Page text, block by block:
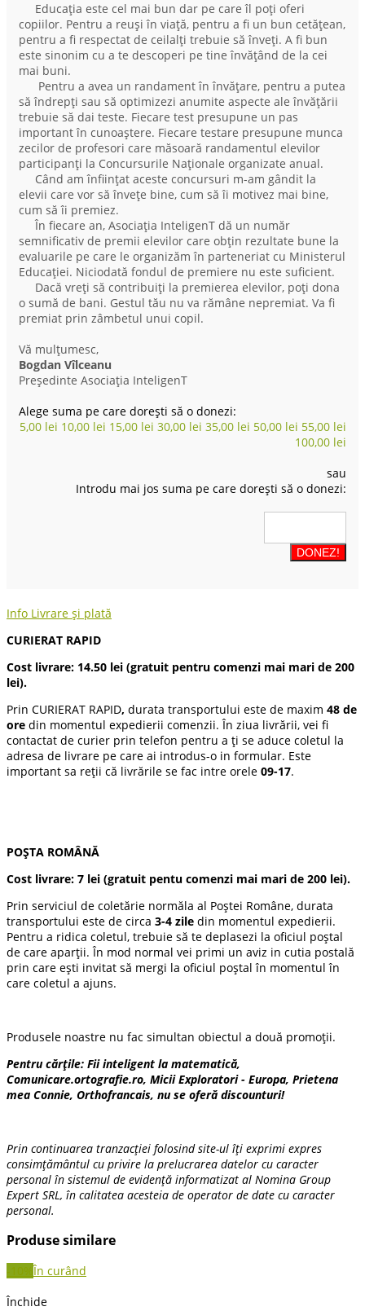
Educația este cel mai bun dar pe care îl poți oferi
copiilor. Pentru a reuși în viață, pentru a fi un bun cetățean,
pentru a fi respectat de ceilalți trebuie să înveți. A fi bun
este sinonim cu a te descoperi pe tine învățând de la cei
mai buni.
Pentru a avea un randament în învățare, pentru a putea
să îndrepți sau să optimizezi anumite aspecte ale învățării
trebuie să dai teste. Fiecare test presupune un pas
important în cunoaștere. Fiecare testare presupune munca
zecilor de profesori care măsoară randamentul elevilor
participanți la Concursurile Naționale organizate anual.
Când am înființat aceste concursuri m-am gândit la
elevii care vor să învețe bine, cum să îi motivez mai bine,
cum să îi premiez.
În fiecare an, Asociația InteligenT dă un număr
semnificativ de premii elevilor care obțin rezultate bune la
evaluarile pe care le organizăm în parteneriat cu Ministerul
Educației. Niciodată fondul de premiere nu este suficient.
Dacă vreți să contribuiți la premierea elevilor, poți dona
o sumă de bani. Gestul tău nu va rămâne nepremiat. Va fi
premiat prin zâmbetul unui copil.
Vă mulțumesc,
Bogdan Vîlceanu
Președinte Asociația InteligenT
Alege suma pe care dorești să o donezi:
5,00 lei 10,00 lei 15,00 lei 30,00 lei 35,00 lei 50,00 lei 55,00 lei
100,00 lei
sau
Introdu mai jos suma pe care dorești să o donezi:
Info Livrare și plată
CURIERAT RAPID
Cost livrare: 14.50 lei (gratuit pentru comenzi mai mari de 200
lei).
Prin CURIERAT RAPID, durata transportului este de maxim 48 de
ore din momentul expedierii comenzii. În ziua livrării, vei fi
contactat de curier prin telefon pentru a ți se aduce coletul la
adresa de livrare pe care ai introdus-o in formular. Este
important sa reții că livrările se fac intre orele 09-17.
POȘTA ROMÂNĂ
Cost livrare: 7 lei (gratuit pentu comenzi mai mari de 200 lei).
Prin serviciul de coletărie normăla al Poștei Române, durata
transportului este de circa 3-4 zile din momentul expedierii.
Pentru a ridica coletul, trebuie să te deplasezi la oficiul poștal
de care aparții. În mod normal vei primi un aviz in cutia postală
prin care ești invitat să mergi la oficiul poștal în momentul în
care coletul a ajuns.
Produsele noastre nu fac simultan obiectul a două promoții.
Pentru cărțile: Fii inteligent la matematică,
Comunicare.ortografie.ro, Micii Exploratori - Europa, Prietena
mea Connie, Orthofrancais, nu se oferă discounturi!
Prin continuarea tranzacției folosind site-ul îți exprimi expres
consimțământul cu privire la prelucrarea datelor cu caracter
personal în sistemul de evidență informatizat al Nomina Group
Expert SRL, în calitatea acesteia de operator de date cu caracter
personal.
Produse similare
-10% În curând
Închide